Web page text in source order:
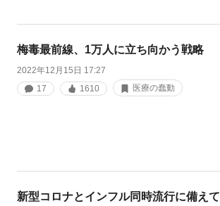
梅毒最前線、1万人に立ち向かう戦略
2022年12月15日 17:27
17
1610 医療の蠢動
新型コロナとインフル同時流行に備えて